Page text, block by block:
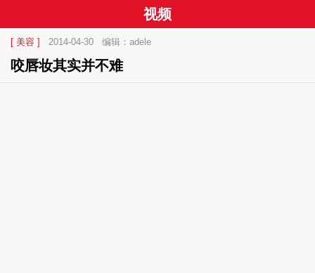
视频
[ 美容 ] 2014-04-30 编辑：adele
咬唇妆其实并不难